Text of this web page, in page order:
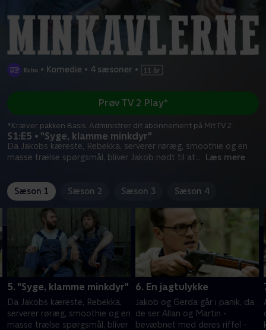
• Komedie • 4 sæsoner •
S1:E5 • "Syge, klamme minkdyr"
Da Jakobs kæreste, Rebekka, serverer røræg, smoothie og en
masse trælse spørgsmål, bliver Jakob nødt til at... Læs mere
Prøv TV 2 Play*
*Kræver pakken Basis. Administrer dit abonnement på Mit TV 2.
Sæson 1 Sæson 2 Sæson 3 Sæson 4
5. "Syge, klamme minkdyr"
Da Jakobs kæreste, Rebekka,
serverer røræg, smoothie og en
masse trælse spørgsmål, bliver
6. En jagtulykke
Jakob og Gerda går i panik, da
de ser Allan og Martin -
bevæbnet med deres riffel -